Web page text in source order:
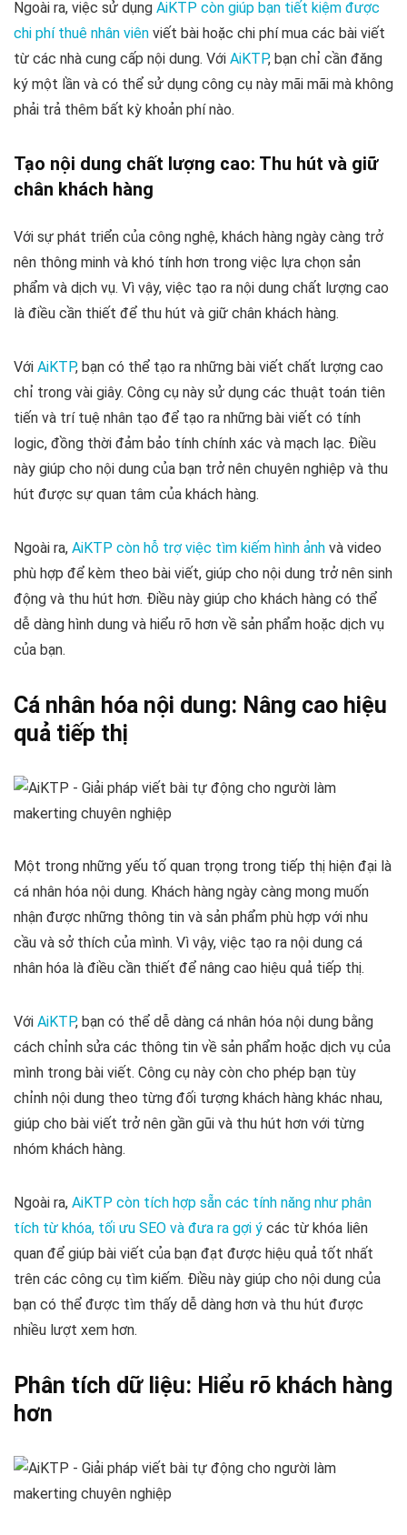
Ngoài ra, việc sử dụng AiKTP còn giúp bạn tiết kiệm được
chi phí thuê nhân viên viết bài hoặc chi phí mua các bài viết
từ các nhà cung cấp nội dung. Với AiKTP, bạn chỉ cần đăng
ký một lần và có thể sử dụng công cụ này mãi mãi mà không
phải trả thêm bất kỳ khoản phí nào.
Tạo nội dung chất lượng cao: Thu hút và giữ
chân khách hàng
Với sự phát triển của công nghệ, khách hàng ngày càng trở
nên thông minh và khó tính hơn trong việc lựa chọn sản
phẩm và dịch vụ. Vì vậy, việc tạo ra nội dung chất lượng cao
là điều cần thiết để thu hút và giữ chân khách hàng.
Với AiKTP, bạn có thể tạo ra những bài viết chất lượng cao
chỉ trong vài giây. Công cụ này sử dụng các thuật toán tiên
tiến và trí tuệ nhân tạo để tạo ra những bài viết có tính
logic, đồng thời đảm bảo tính chính xác và mạch lạc. Điều
này giúp cho nội dung của bạn trở nên chuyên nghiệp và thu
hút được sự quan tâm của khách hàng.
Ngoài ra, AiKTP còn hỗ trợ việc tìm kiếm hình ảnh và video
phù hợp để kèm theo bài viết, giúp cho nội dung trở nên sinh
động và thu hút hơn. Điều này giúp cho khách hàng có thể
dễ dàng hình dung và hiểu rõ hơn về sản phẩm hoặc dịch vụ
của bạn.
Cá nhân hóa nội dung: Nâng cao hiệu
quả tiếp thị
Một trong những yếu tố quan trọng trong tiếp thị hiện đại là
cá nhân hóa nội dung. Khách hàng ngày càng mong muốn
nhận được những thông tin và sản phẩm phù hợp với nhu
cầu và sở thích của mình. Vì vậy, việc tạo ra nội dung cá
nhân hóa là điều cần thiết để nâng cao hiệu quả tiếp thị.
Với AiKTP, bạn có thể dễ dàng cá nhân hóa nội dung bằng
cách chỉnh sửa các thông tin về sản phẩm hoặc dịch vụ của
mình trong bài viết. Công cụ này còn cho phép bạn tùy
chỉnh nội dung theo từng đối tượng khách hàng khác nhau,
giúp cho bài viết trở nên gần gũi và thu hút hơn với từng
nhóm khách hàng.
Ngoài ra, AiKTP còn tích hợp sẵn các tính năng như phân
tích từ khóa, tối ưu SEO và đưa ra gợi ý các từ khóa liên
quan để giúp bài viết của bạn đạt được hiệu quả tốt nhất
trên các công cụ tìm kiếm. Điều này giúp cho nội dung của
bạn có thể được tìm thấy dễ dàng hơn và thu hút được
nhiều lượt xem hơn.
Phân tích dữ liệu: Hiểu rõ khách hàng
hơn